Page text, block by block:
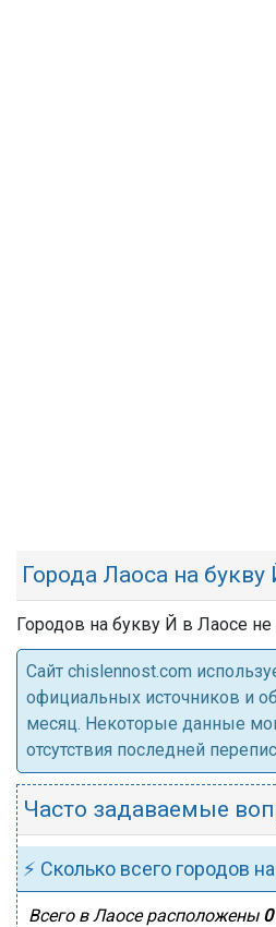
Города Лаоса на букву
Городов на букву Й в Лаосе не
Cайт chislennost.com
официальных источников и
месяц. Некоторые данные
отсутствия последней
Часто задаваемые
⚡ Сколько всего городов
Всего в Лаосе расположены 0